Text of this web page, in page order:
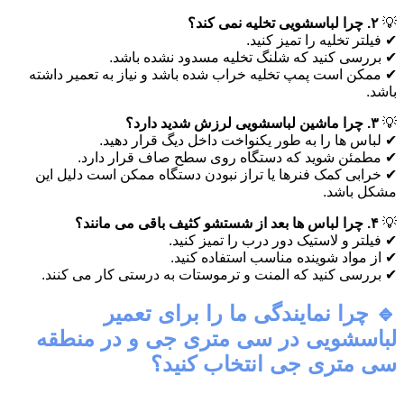
💡 ۲. چرا لباسشویی تخلیه نمی کند؟
✔ فیلتر تخلیه را تمیز کنید.
✔ بررسی کنید که شلنگ تخلیه مسدود نشده باشد.
✔ ممکن است پمپ تخلیه خراب شده باشد و نیاز به تعمیر داشته
باشد.
💡 ۳. چرا ماشین لباسشویی لرزش شدید دارد؟
✔ لباس ها را به طور یکنواخت داخل دیگ قرار دهید.
✔ مطمئن شوید که دستگاه روی سطح صاف قرار دارد.
✔ خرابی کمک فنرها یا تراز نبودن دستگاه ممکن است دلیل این
مشکل باشد.
💡 ۴. چرا لباس ها بعد از شستشو کثیف باقی می مانند؟
✔ فیلتر و لاستیک دور درب را تمیز کنید.
✔ از مواد شوینده مناسب استفاده کنید.
✔ بررسی کنید که المنت و ترموستات به درستی کار می کنند.
🔹 چرا نمایندگی ما را برای تعمیر
لباسشویی در سی متری جی و در منطقه
سی متری جی انتخاب کنید؟